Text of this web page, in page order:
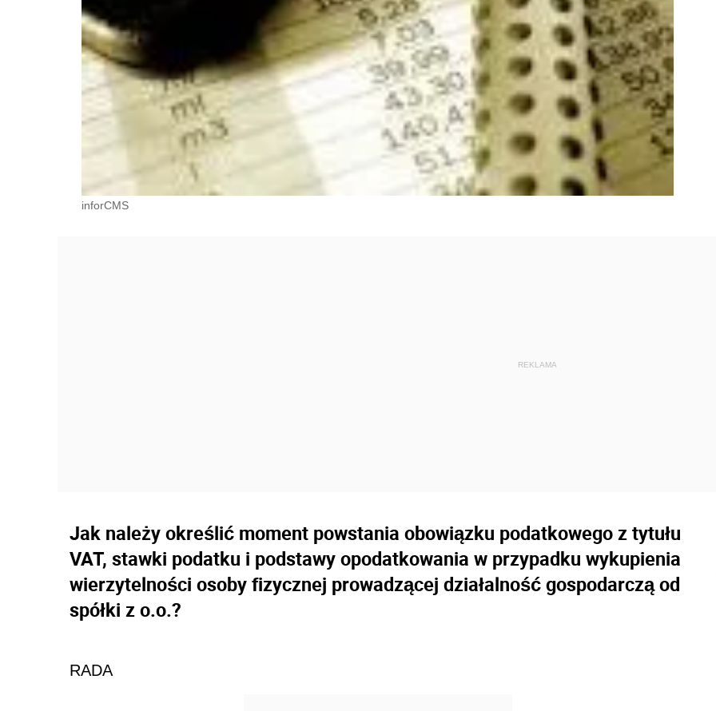
inforCMS
Jak należy określić moment powstania obowiązku podatkowego z tytułu
VAT, stawki podatku i podstawy opodatkowania w przypadku wykupienia
wierzytelności osoby fizycznej prowadzącej działalność gospodarczą od
spółki z o.o.?
RADA